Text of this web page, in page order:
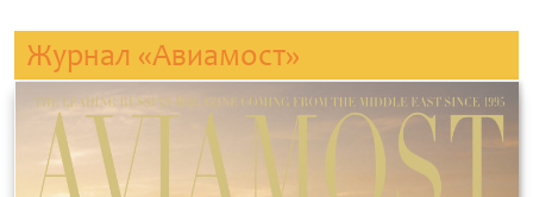
Журнал «Авиамост»